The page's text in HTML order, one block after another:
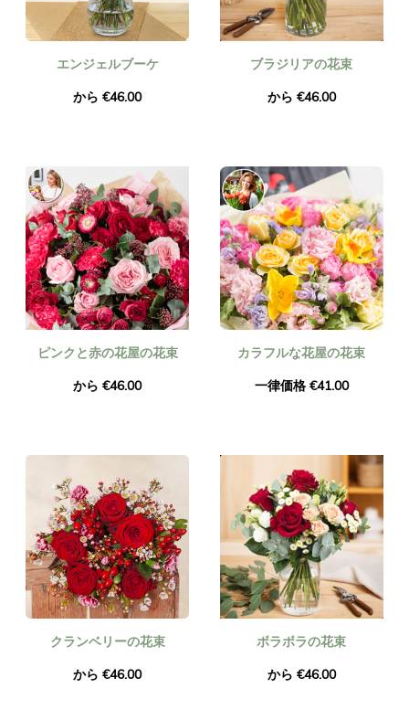
エンジェルブーケ
から €46.00
ブラジリアの花束
から €46.00
ピンクと赤の花屋の花束
から €46.00
カラフルな花屋の花束
一律価格 €41.00
クランベリーの花束
から €46.00
ボラボラの花束
から €46.00